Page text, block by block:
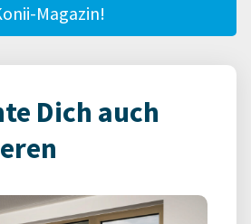
Magazin!
Dich auch